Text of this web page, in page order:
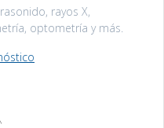
rayos X,
optometría y más.